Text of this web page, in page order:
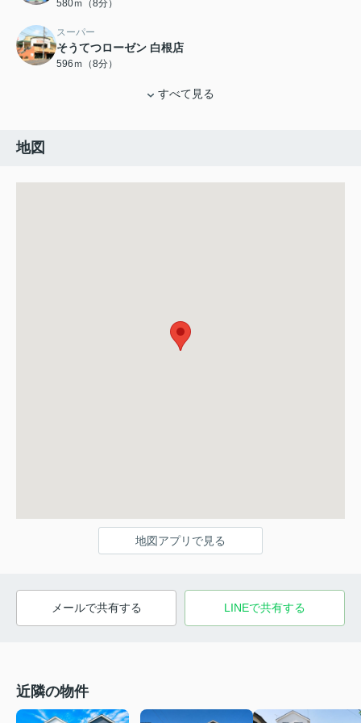
580ｍ（8分）
スーパー
そうてつローゼン 白根店
596ｍ（8分）
すべて見る
地図
地図アプリで見る
メールで共有する LINEで共有する
近隣の物件